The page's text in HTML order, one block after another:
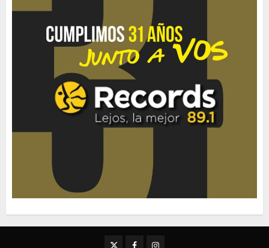
TwitterFacebookInstagram